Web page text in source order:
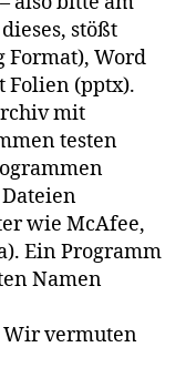
stößt
Format), Word
Folien (pptx).
mit
testen
wie McAfee,
Ein Programm
Namen
Wir vermuten